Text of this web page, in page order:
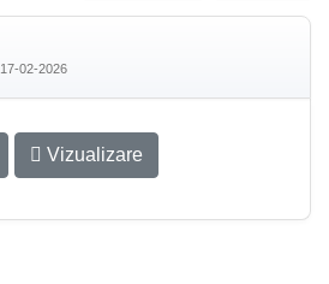
17-02-2026
Vizualizare